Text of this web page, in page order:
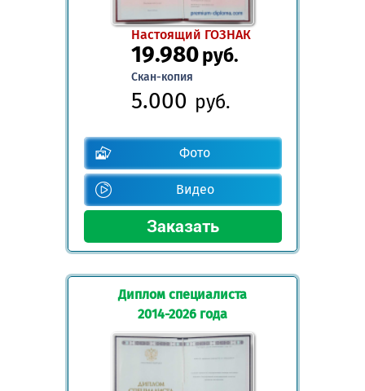
Настоящий ГОЗНАК
19.980руб.
Скан-копия
5.000 руб.
Фото
Видео
Диплом специалиста
2014-2026 года